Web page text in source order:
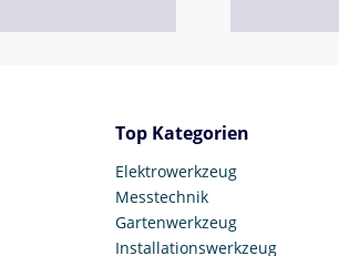
Top Kategorien
Elektrowerkzeug
Messtechnik
Gartenwerkzeug
Installationswerkzeug